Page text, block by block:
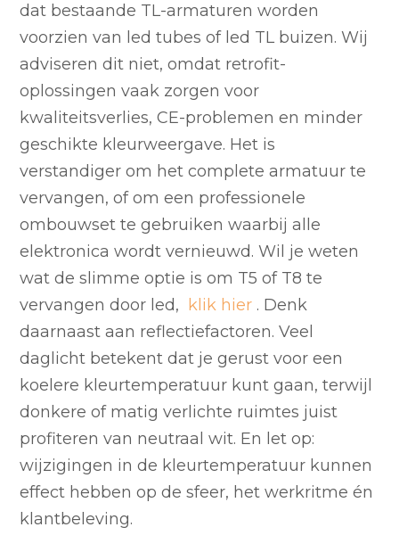
dat bestaande TL-armaturen worden
voorzien van led tubes of led TL buizen. Wij
adviseren dit niet, omdat retrofit-
oplossingen vaak zorgen voor
kwaliteitsverlies, CE-problemen en minder
geschikte kleurweergave. Het is
verstandiger om het complete armatuur te
vervangen, of om een professionele
ombouwset te gebruiken waarbij alle
elektronica wordt vernieuwd. Wil je weten
wat de slimme optie is om T5 of T8 te
vervangen door led,
klik hier . Denk
daarnaast aan reflectiefactoren. Veel
daglicht betekent dat je gerust voor een
koelere kleurtemperatuur kunt gaan, terwijl
donkere of matig verlichte ruimtes juist
profiteren van neutraal wit. En let op:
wijzigingen in de kleurtemperatuur kunnen
effect hebben op de sfeer, het werkritme én
klantbeleving.